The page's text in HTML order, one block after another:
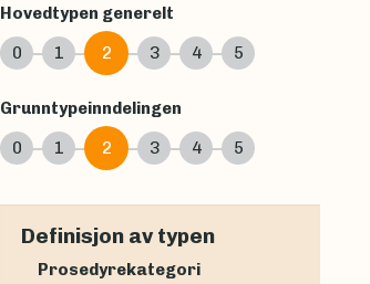
Hovedtypen generelt
0
1 2 3 4 5
Grunntypeinndelingen
0
1 2 3 4 5
Definisjon av typen
Prosedyrekategori